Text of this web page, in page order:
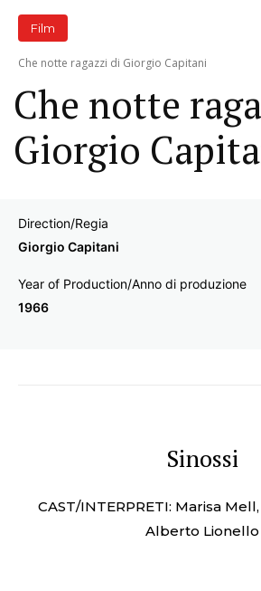
Film
Che notte ragazzi di Giorgio Capitani
Che notte
Giorgio
Direction/Regia
Giorgio Capitani
Year of Production/Anno di produzione
1966
Sinossi
CAST/INTERPRETI: Marisa
Alberto Lionello